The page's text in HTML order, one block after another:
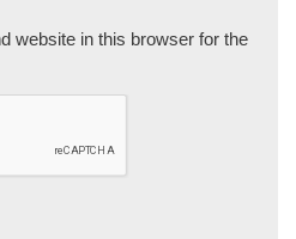
website in this browser for the